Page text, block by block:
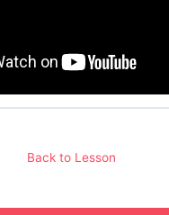
Back to Lesson